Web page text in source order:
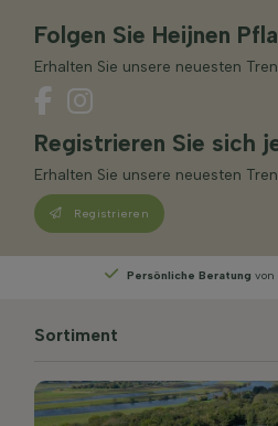
Folgen Sie Heijnen
Erhalten Sie unsere neuesten
Registrieren Sie sich
Erhalten Sie unsere neuesten
Registrieren
Persönliche Beratungvon
Sortiment